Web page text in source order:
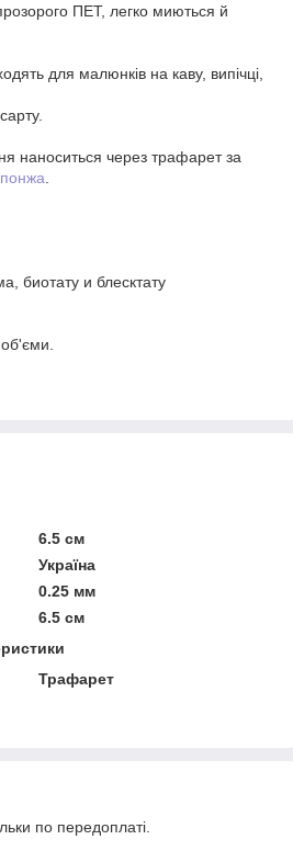
ПЕТ, легко миються й
для малюнків на каву, випічці,
наноситься через трафарет за
биотату и блесктату
6.5 см
Україна
0.25 мм
6.5 см
Трафарет
по передоплаті.